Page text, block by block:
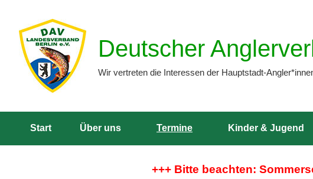
springen
Deutscher
Wir vertreten die Interessen der Hauptstadt-
Start Über uns Termine Kinder & Jugend
+++ Bitte beachten: